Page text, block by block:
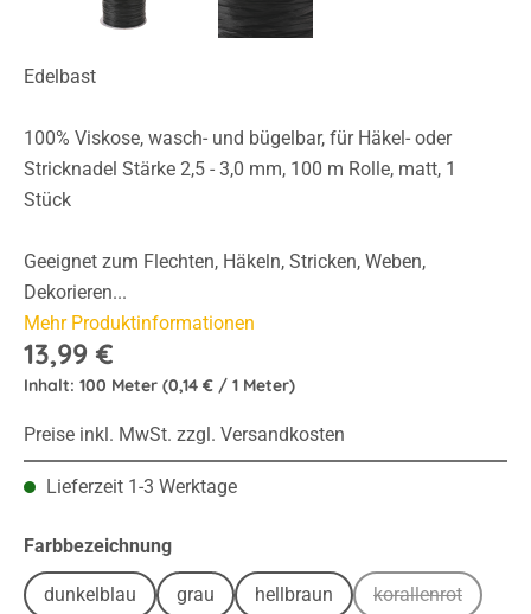
Edelbast
100% Viskose, wasch- und bügelbar, für Häkel- oder
Stricknadel Stärke 2,5 - 3,0 mm, 100 m Rolle, matt, 1
Stück
Geeignet zum Flechten, Häkeln, Stricken, Weben,
Dekorieren...
Mehr Produktinformationen
13,99 €
Inhalt: 100 Meter (0,14 € / 1 Meter)
Preise inkl. MwSt. zzgl. Versandkosten
Lieferzeit 1-3 Werktage
Farbbezeichnungauswählen
dunkelblau grau hellbraun korallenrot(Diese Option